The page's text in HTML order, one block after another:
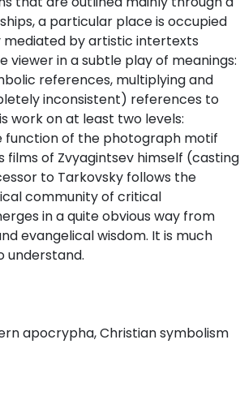
a particular place is occupied
mediated by artistic intertexts
viewer in a subtle play of meanings:
references, multiplying and
inconsistent) references to
work on at least two levels:
function of the photograph motif
of Zvyagintsev himself (casting
to Tarkovsky follows the
community of critical
in a quite obvious way from
evangelical wisdom. It is much
understand.
apocrypha, Christian symbolism